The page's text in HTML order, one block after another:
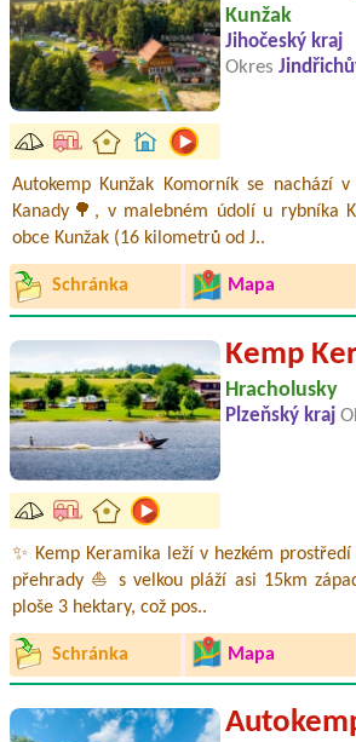
Kunžak
Jihočeský kraj
Okres
Autokemp Kunžak Komorník se nachází
Kanady🌳, v malebném údolí u rybníka
obce Kunžak (16 kilometrů od J..
Schránka Mapa
Kemp
Hracholusky
Plzeňský kraj
✨ Kemp Keramika leží v hezkém
přehrady ⛵ s velkou pláží asi 15km
ploše 3 hektary, což pos..
Schránka Mapa